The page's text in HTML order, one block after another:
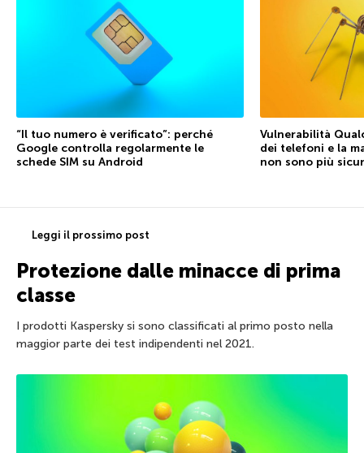
“Il tuo numero è verificato”: perché
Google controlla regolarmente le
schede SIM su Android
Vulnerabilità
dei telefoni e la
non sono più
Leggi il prossimo post
Protezione dalle minacce di prima
classe
I prodotti Kaspersky si sono classificati al primo posto nella
maggior parte dei test indipendenti nel 2021.